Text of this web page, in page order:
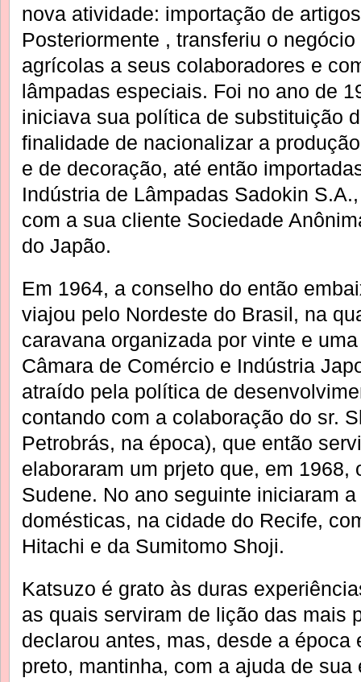
nova atividade: importação de
Posteriormente , transferiu o
agrícolas a seus colaboradores e
lâmpadas especiais. Foi no ano de
iniciava sua política de substituição
finalidade de nacionalizar a
e de decoração, até então
Indústria de Lâmpadas Sadokin
com a sua cliente Sociedade
do Japão.
Em 1964, a conselho do então
viajou pelo Nordeste do Brasil, na
caravana organizada por vinte e
Câmara de Comércio e Indústria
atraído pela política de
contando com a colaboração do sr.
Petrobrás, na época), que então
elaboraram um prjeto que, em 1968,
Sudene. No ano seguinte iniciaram
domésticas, na cidade do Recife,
Hitachi e da Sumitomo Shoji.
Katsuzo é grato às duras
as quais serviram de lição das mais
declarou antes, mas, desde a época
preto, mantinha, com a ajuda de